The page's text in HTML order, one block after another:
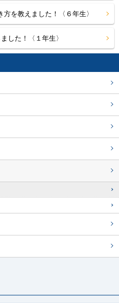
を教えました！〈６年生〉
した！〈１年生〉